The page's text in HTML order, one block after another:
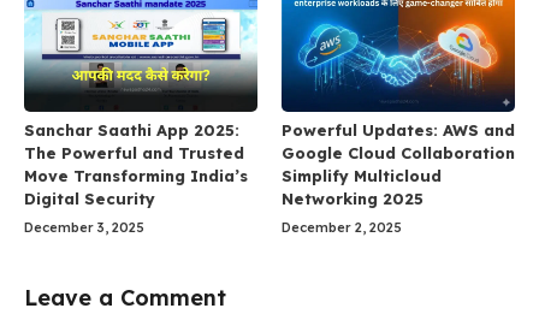
Sanchar Saathi App 2025:
The Powerful and Trusted
Move Transforming India’s
Digital Security
December 3, 2025
Powerful Updates: AWS and
Google Cloud Collaboration
Simplify Multicloud
Networking 2025
December 2, 2025
Leave a Comment